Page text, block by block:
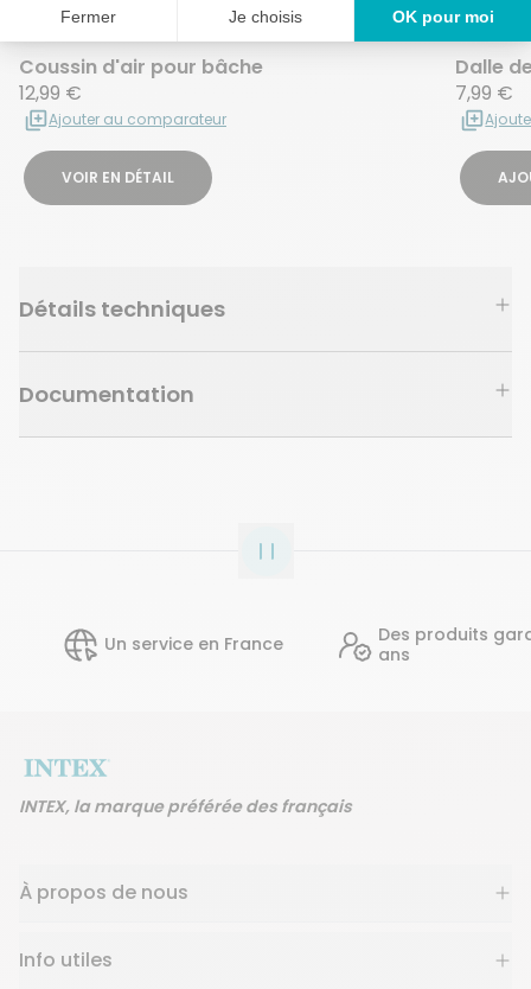
Coussin d'air pour bâche
12,99 €
Ajouter au comparateur
VOIR EN DÉTAIL
Dalle
7,99 €
Détails techniques
Documentation
Un service en France
Des produits garantis 2
ans
INTEX, la marque préférée des français
À propos de nous
Info utiles